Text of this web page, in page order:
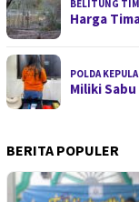
BELITUNG
Harga
POLDA
Miliki
BERITA POPULER